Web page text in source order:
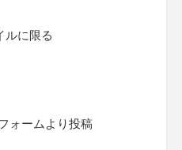
ルに限る
ォームより投稿